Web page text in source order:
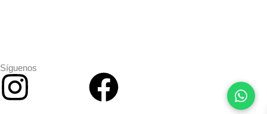
Síguenos
InstagramFacebook